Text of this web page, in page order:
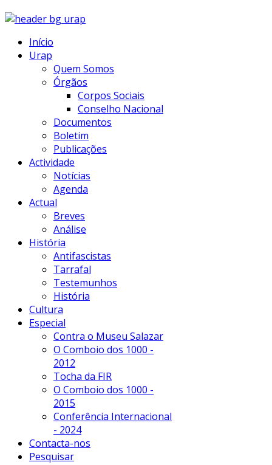
Início
Urap
Quem Somos
Órgãos
Corpos Sociais
Conselho Nacional
Documentos
Boletim
Publicações
Actividade
Notícias
Agenda
Actual
Breves
Análise
História
Antifascistas
Tarrafal
Testemunhos
História
Cultura
Especial
Contra o Museu Salazar
O Comboio dos 1000 -
2012
Tocha da FIR
O Comboio dos 1000 -
2015
Conferência Internacional
- 2024
Contacta-nos
Pesquisar